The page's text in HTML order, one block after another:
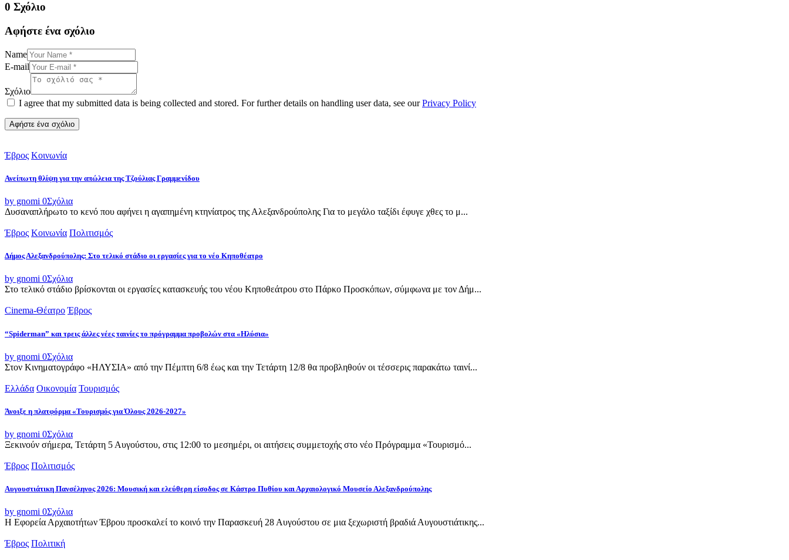
0 Σχόλιο
Αφήστε ένα σχόλιο
Name
E-mail
Σχόλιο
I agree that my submitted data is being collected and stored. For further details on handling user data, see ourPrivacy Policy
Έβρος Κοινωνία
Ανείπωτη θλίψη για την απώλεια της Τζούλιας Γραμμενίδου
by gnomi 0Σχόλια
Δυσαναπλήρωτο το κενό που αφήνει η αγαπημένη κτηνίατρος της Αλεξανδρούπολης Για το μεγάλο ταξίδι έφυγε χθες το μ...
Έβρος Κοινωνία Πολιτισμός
Δήμος Αλεξανδρούπολης: Στο τελικό στάδιο οι εργασίες για το νέο Κηποθέατρο
by gnomi 0Σχόλια
Στο τελικό στάδιο βρίσκονται οι εργασίες κατασκευής του νέου Κηποθεάτρου στο Πάρκο Προσκόπων, σύμφωνα με τον Δήμ...
Cinema-Θέατρο Έβρος
“Spiderman” και τρεις άλλες νέες ταινίες το πρόγραμμα προβολών στα «Ηλύσια»
by gnomi 0Σχόλια
Στον Κινηματογράφο «ΗΛΥΣΙΑ» από την Πέμπτη 6/8 έως και την Τετάρτη 12/8 θα προβληθούν οι τέσσερις παρακάτω ταινί...
Ελλάδα Οικονομία Τουρισμός
Άνοιξε η πλατφόρμα «Τουρισμός για Όλους 2026-2027»
by gnomi 0Σχόλια
Ξεκινούν σήμερα, Τετάρτη 5 Αυγούστου, στις 12:00 το μεσημέρι, οι αιτήσεις συμμετοχής στο νέο Πρόγραμμα «Τουρισμό...
Έβρος Πολιτισμός
Αυγουστιάτικη Πανσέληνος 2026: Μουσική και ελεύθερη είσοδος σε Κάστρο Πυθίου και Αρχαιολογικό Μουσείο Αλεξανδρούπολης
by gnomi 0Σχόλια
Η Εφορεία Αρχαιοτήτων Έβρου προσκαλεί το κοινό την Παρασκευή 28 Αυγούστου σε μια ξεχωριστή βραδιά Αυγουστιάτικης...
Έβρος Πολιτική